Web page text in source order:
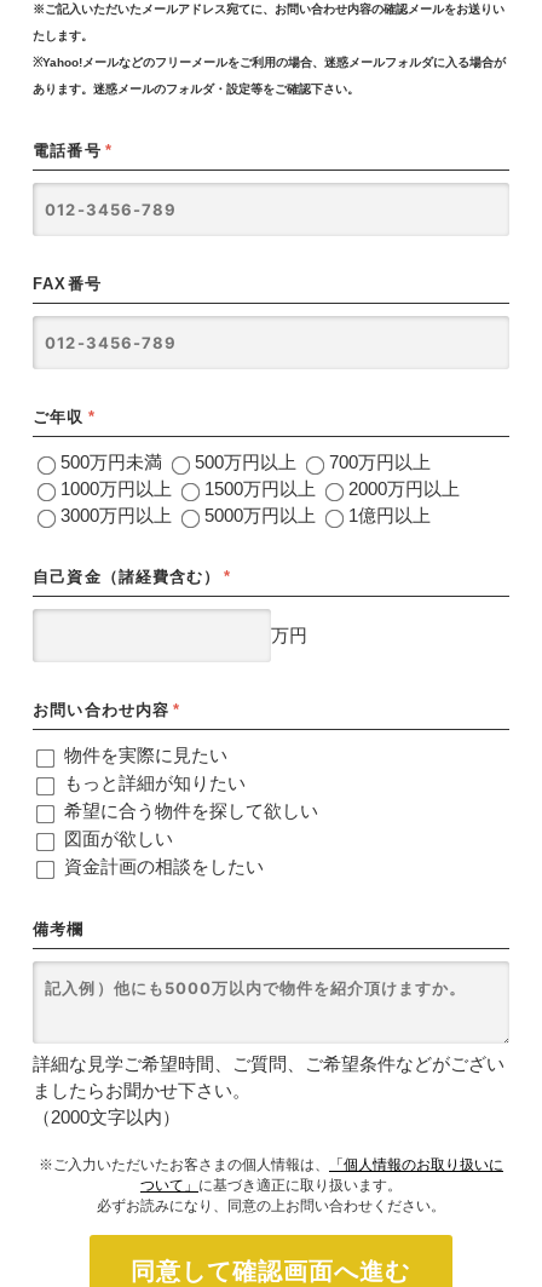
※ご記入いただいたメールアドレス宛てに、お問い合わせ内容の確認メールをお送りい
たします。
※Yahoo!メールなどのフリーメールをご利用の場合、迷惑メールフォルダに入る場合が
あります。迷惑メールのフォルダ・設定等をご確認下さい。
電話番号 *
FAX番号
ご年収 *
500万円未満 500万円以上
700万円以上
1000万円以上
1500万円以上
2000万円以上
3000万円以上
5000万円以上 1億円以上
自己資金（諸経費含む） *
万円
お問い合わせ内容 *
物件を実際に見たい
もっと詳細が知りたい
希望に合う物件を探して欲しい
図面が欲しい
資金計画の相談をしたい
備考欄
詳細な見学ご希望時間、ご質問、ご希望条件などがござい
ましたらお聞かせ下さい。
（2000文字以内）
※ご入力いただいたお客さまの個人情報は、
「個人情報のお取り扱いに
ついて」 に基づき適正に取り扱います。
必ずお読みになり、同意の上お問い合わせください。
同意して確認画面へ進む